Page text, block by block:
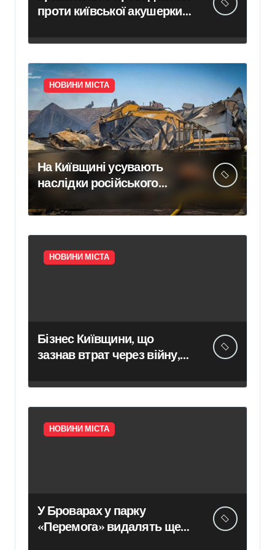
проти київської акушерки-
переривання вагітності
внаслідок хірургічного
втручання
НОВИНИ МІСТА
На Київщині усувають
наслідки російського
(ФОТО)
НОВИНИ МІСТА
Бізнес Київщини, що
зазнав втрат через війну,
компенсацію понад 400
тис. грн
НОВИНИ МІСТА
У Броварах у парку
«Перемога» видалять ще